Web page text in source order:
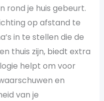
rond je huis gebeurt.
op afstand te
in te stellen die de
thuis zijn, biedt extra
helpt om voor
en
van je